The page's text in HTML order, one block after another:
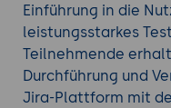
Einführung in die
leistungsstarkes
Teilnehmende
Durchführung und
Jira-Plattform mit